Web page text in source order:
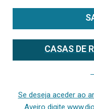
CASAS DE
Se deseja aceder ao
Aveiro digite